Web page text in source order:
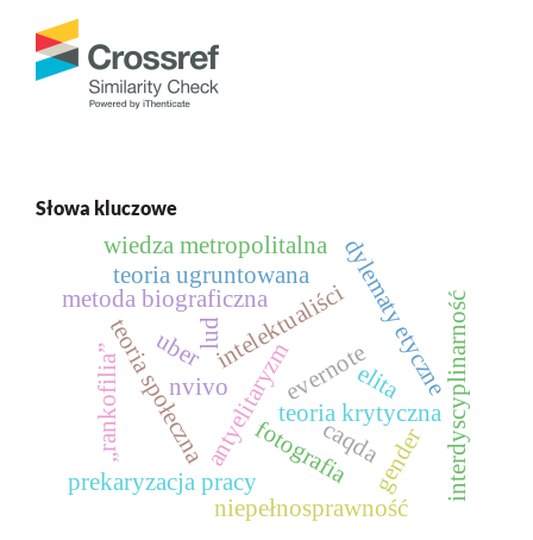
Słowa kluczowe
antyelitaryzm elita
intelektualiści
lud
teoria krytyczna
metoda biograficzna interdyscyplinarność
dylematy etyczne
uber
prekaryzacja pracy
teoria ugruntowana
niepełnosprawność
wiedza metropolitalna
teoria społeczna fotografia gender
„rankofilia” evernote
caqda
nvivo